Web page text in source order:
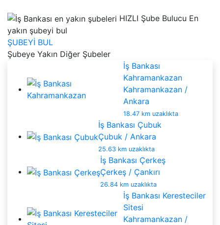
HIZLI Şube Bulucu En
yakın şubeyi bul
ŞUBEYİ BUL
Şubeye Yakın Diğer Şubeler
İş Bankası
Kahramankazan
Kahramankazan /
Ankara
18.47 km uzaklıkta
İş Bankası Çubuk
Çubuk / Ankara
25.63 km uzaklıkta
İş Bankası Çerkeş
Çerkeş / Çankırı
26.84 km uzaklıkta
İş Bankası Keresteciler
Sitesi
Kahramankazan /